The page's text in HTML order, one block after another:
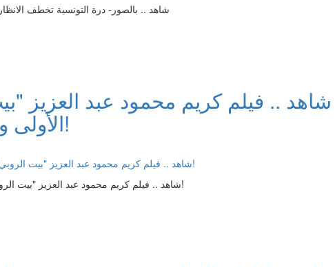
شاهد .. بالصور- درة التونسية تخطف
شاهد .. فيلم كريم محمود عبد العزيز
الأولى ويقترب من هذا الحدث!
شاهد .. فيلم كريم محمود عبد العزيز "بيت الروبي" في المرتبة الأولى ويقترب من هذا الحدث!